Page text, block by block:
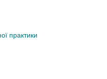
практики